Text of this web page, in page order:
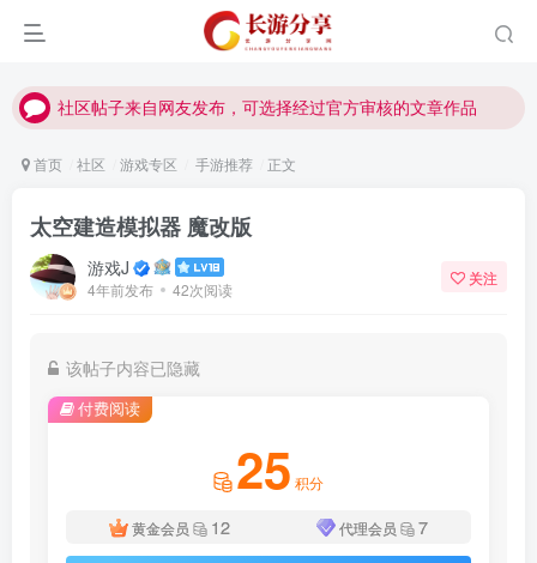
社区帖子来自网友发布，可选择经过官方审核的文章作品
社区帖子来自网友发布，可选择经过官方审核的文章作品
首页 社区 游戏专区 手游推荐 正文
太空建造模拟器 魔改版
游戏J
4年前发布 42次阅读
关注
该帖子内容已隐藏
付费阅读
25 积分
黄金会员 12 代理会员 7